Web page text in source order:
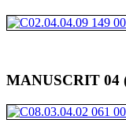
MANUSCRIT 04